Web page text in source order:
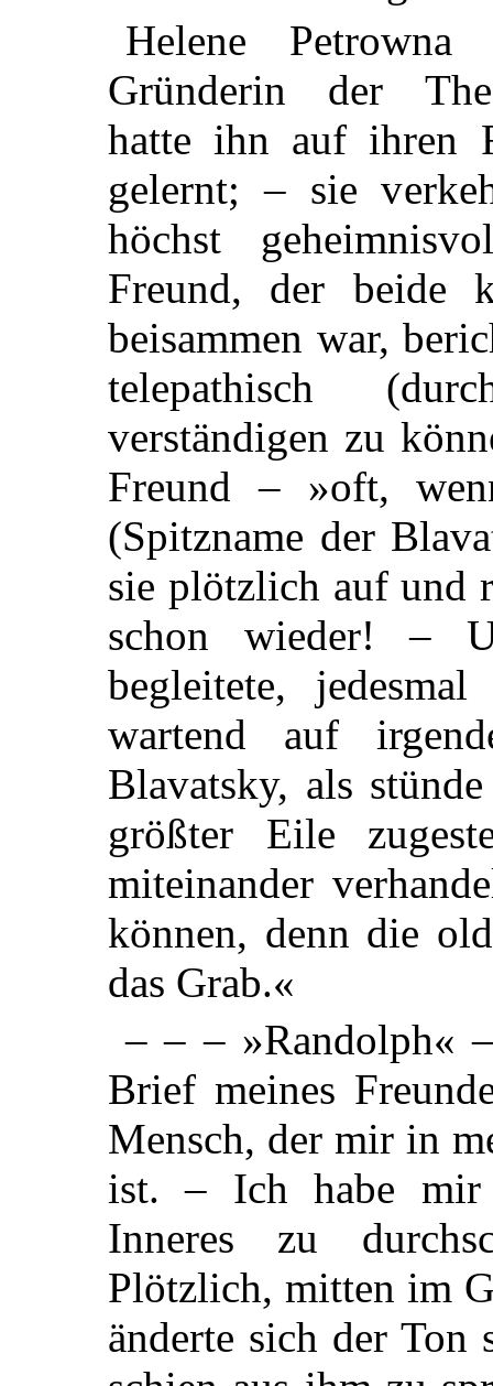
Helene
Gründerin der
hatte ihn auf ihren
gelernt; – sie
höchst
Freund, der beide
beisammen war,
telepathisch
verständigen zu
Freund – »oft,
(Spitzname der
sie plötzlich auf und
schon wieder! –
begleitete,
wartend auf
Blavatsky, als
größter Eile
miteinander
können, denn die
das Grab.«
– – – »Randolph«
Brief meines
Mensch, der mir in
ist. – Ich habe mir
Inneres zu
Plötzlich, mitten im
änderte sich der Ton